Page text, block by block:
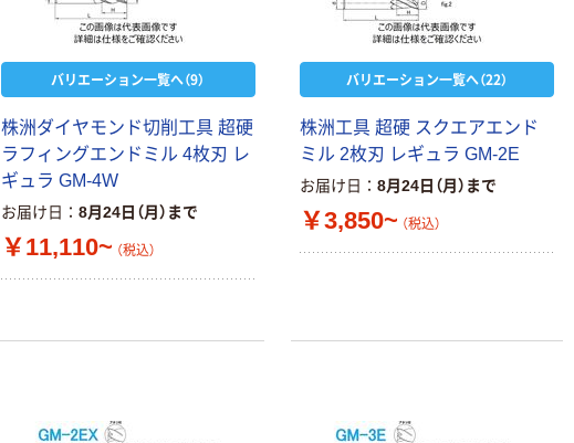
バリエーション一覧へ（9）
株洲ダイヤモンド切削工具 超硬
ラフィングエンドミル 4枚刃 レ
ギュラ GM-4W
お届け日 8月24日（月）まで
￥11,110~ （税込）
バリエーション一覧へ（22）
株洲工具 超硬 スクエアエンド
ミル 2枚刃 レギュラ GM-2E
お届け日 8月24日（月）まで
￥3,850~ （税込）
配合
乾電池 単3
形 アルカリ乾
ケージ アスク
ルオリジナル
￥140~ （税込）
本気プライス
パー ボックス
150組 5箱入 ア
ルチペーパー
トイレットペー
パー ダブル60
100% 6ロール
リサイクル100
芯あり FSC認
￥460~ （税込）
乾電池 単4
形 アルカリ乾
ナル ラミネー
サ
衛
￥
ア
チ
粉